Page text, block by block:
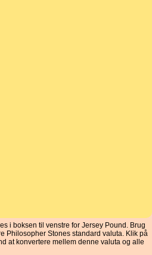
i boksen til venstre for Jersey Pound. Brug
Philosopher Stones standard valuta. Klik på
at konvertere mellem denne valuta og alle